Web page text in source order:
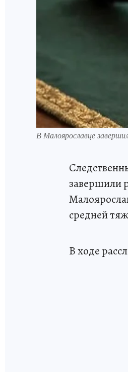
В Малоярославце
завершили
средней
В ходе